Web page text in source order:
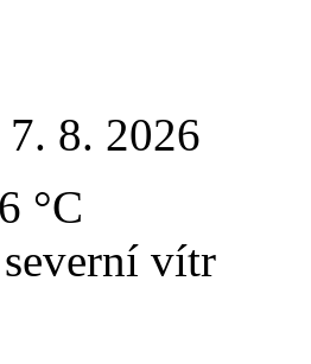
7. 8. 2026
°C
vítr